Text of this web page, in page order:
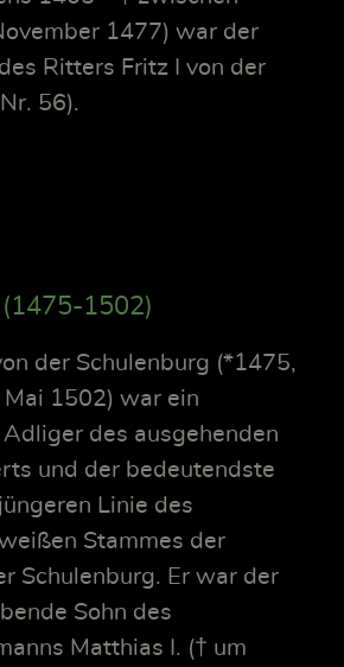
1477) war der
Ritters Fritz I von der
56).
1502)
der Schulenburg (*1475,
Mai 1502) war ein
des ausgehenden
und der bedeutendste
Linie des
Stammes der
Schulenburg. Er war der
Sohn des
Matthias I. († um